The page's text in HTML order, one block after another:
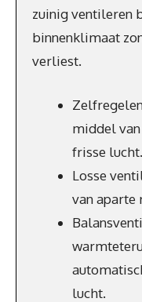
zuinig ventileren
binnenklimaat
verliest.
middel
frisse lucht.
Losse
van aparte
lucht.